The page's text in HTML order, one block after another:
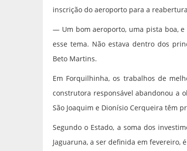
inscrição do aeroporto para a
— Um bom aeroporto, uma pista boa,
esse tema. Não estava dentro dos
Beto Martins.
Em Forquilhinha, os trabalhos de
construtora responsável abandonou a
São Joaquim e Dionísio Cerqueira têm
Segundo o Estado, a soma dos
Jaguaruna, a ser definida em fevereiro,